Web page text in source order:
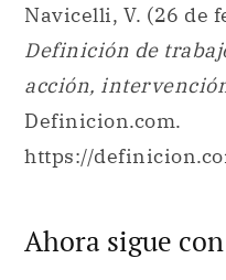
Navicelli, V. (26 de
Definición de
acción,
Definicion.com.
https://
Ahora sigue